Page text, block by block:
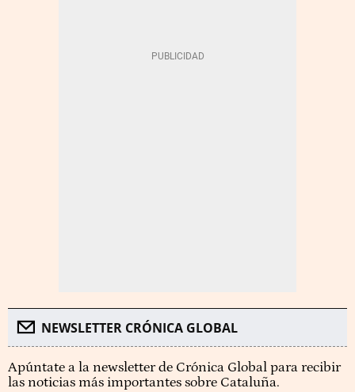
NEWSLETTER CRÓNICA GLOBAL
Apúntate a la newsletter de Crónica Global para recibir
las noticias más importantes sobre Cataluña.